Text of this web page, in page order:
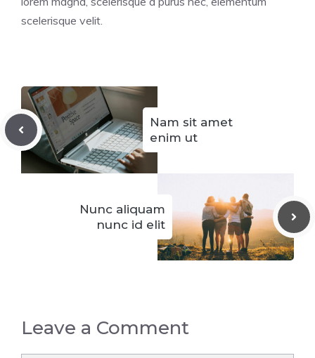
scelerisque velit.
Nam sit amet
enim ut
Nunc aliquam
nunc id elit
Leave a Comment